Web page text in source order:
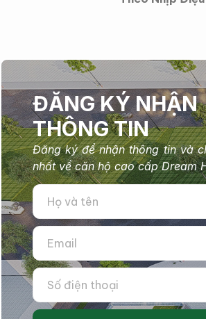
ĐĂNG KÝ NHẬN
THÔNG TIN
Đăng ký để nhận thông tin và
nhất về căn hộ cao cấp Dream